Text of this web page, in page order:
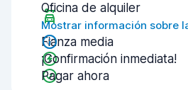
Oficina de alquiler
Mostrar información sobre
Fianza media
¡Confirmación inmediata!
Pagar ahora